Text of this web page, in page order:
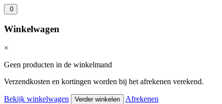
0
Winkelwagen
×
Geen producten in de winkelmand
Verzendkosten en kortingen worden bij het afrekenen verekend.
Bekijk winkelwagen Verder winkelen Afrekenen